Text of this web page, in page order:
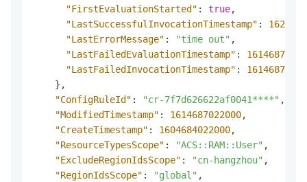
"FirstEvaluationStarted" : true,
"LastSuccessfulInvocationTimestamp" :
"LastErrorMessage" : "time out" ,
"LastFailedEvaluationTimestamp" :
"LastFailedInvocationTimestamp" :
} ,
"ConfigRuleId" : "cr-7f7d626622af0041****" ,
"ModifiedTimestamp" : 1614687022000,
"CreateTimestamp" : 1604684022000,
"ResourceTypesScope" : "ACS::RAM::User" ,
"ExcludeRegionIdsScope" : "cn-hangzhou" ,
"RegionIdsScope" : "global" ,